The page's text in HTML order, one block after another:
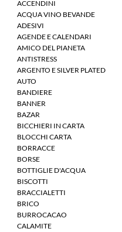
ACCENDINI
ACQUA VINO BEVANDE
ADESIVI
AGENDE E CALENDARI
AMICO DEL PIANETA
ANTISTRESS
ARGENTO E SILVER PLATED
AUTO
BANDIERE
BANNER
BAZAR
BICCHIERI IN CARTA
BLOCCHI CARTA
BORRACCE
BORSE
BOTTIGLIE D'ACQUA
BISCOTTI
BRACCIALETTI
BRICO
BURROCACAO
CALAMITE